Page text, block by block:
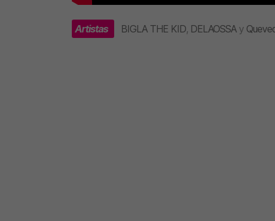
Artistas BIGLA THE KID, DELAOSSAy